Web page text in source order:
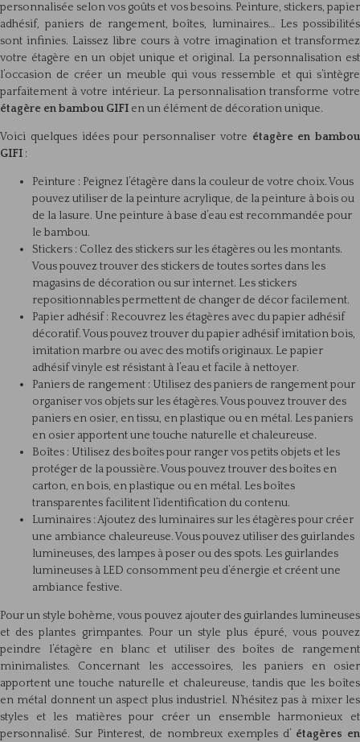
personnalisée selon vos goûts et vos besoins. Peinture, stickers, papier
adhésif, paniers de rangement, boîtes, luminaires… Les possibilités
sont infinies. Laissez libre cours à votre imagination et transformez
votre étagère en un objet unique et original. La personnalisation est
l’occasion de créer un meuble qui vous ressemble et qui s’intègre
parfaitement à votre intérieur. La personnalisation transforme votre
étagère en bambou GIFI en un élément de décoration unique.
Voici quelques idées pour personnaliser votre étagère en bambou
GIFI :
Peinture : Peignez l’étagère dans la couleur de votre choix. Vous
pouvez utiliser de la peinture acrylique, de la peinture à bois ou
de la lasure. Une peinture à base d’eau est recommandée pour
le bambou.
Stickers : Collez des stickers sur les étagères ou les montants.
Vous pouvez trouver des stickers de toutes sortes dans les
magasins de décoration ou sur internet. Les stickers
repositionnables permettent de changer de décor facilement.
Papier adhésif : Recouvrez les étagères avec du papier adhésif
décoratif. Vous pouvez trouver du papier adhésif imitation bois,
imitation marbre ou avec des motifs originaux. Le papier
adhésif vinyle est résistant à l’eau et facile à nettoyer.
Paniers de rangement : Utilisez des paniers de rangement pour
organiser vos objets sur les étagères. Vous pouvez trouver des
paniers en osier, en tissu, en plastique ou en métal. Les paniers
en osier apportent une touche naturelle et chaleureuse.
Boîtes : Utilisez des boîtes pour ranger vos petits objets et les
protéger de la poussière. Vous pouvez trouver des boîtes en
carton, en bois, en plastique ou en métal. Les boîtes
transparentes facilitent l’identification du contenu.
Luminaires : Ajoutez des luminaires sur les étagères pour créer
une ambiance chaleureuse. Vous pouvez utiliser des guirlandes
lumineuses, des lampes à poser ou des spots. Les guirlandes
lumineuses à LED consomment peu d’énergie et créent une
ambiance festive.
Pour un style bohème, vous pouvez ajouter des guirlandes lumineuses
et des plantes grimpantes. Pour un style plus épuré, vous pouvez
peindre l’étagère en blanc et utiliser des boîtes de rangement
minimalistes. Concernant les accessoires, les paniers en osier
apportent une touche naturelle et chaleureuse, tandis que les boîtes
en métal donnent un aspect plus industriel. N’hésitez pas à mixer les
styles et les matières pour créer un ensemble harmonieux et
personnalisé. Sur Pinterest, de nombreux exemples d’ étagères en